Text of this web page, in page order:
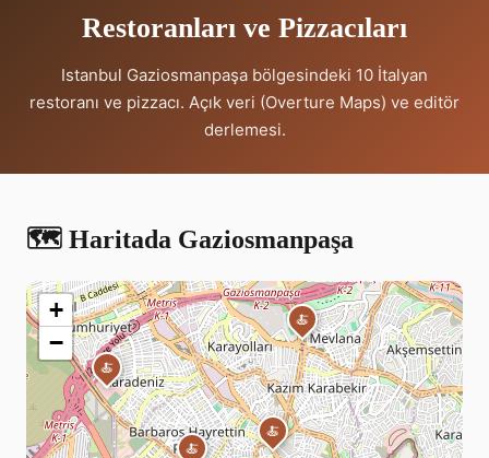
Restoranları ve Pizzacıları
Istanbul Gaziosmanpaşa bölgesindeki 10 İtalyan
restoranı ve pizzacı. Açık veri (Overture Maps) ve editör
derlemesi.
🗺️ Haritada Gaziosmanpaşa
🍝
🍝
🍝
🍝
+
−